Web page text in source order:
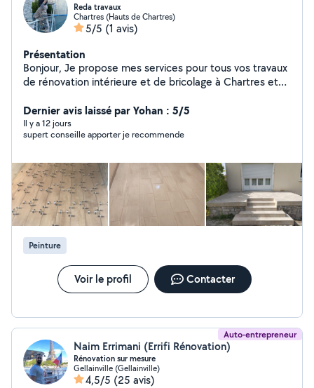
Reda travaux
Chartres (Hauts de Chartres)
5/5 (1 avis)
Présentation
Bonjour, Je propose mes services pour tous vos travaux
de rénovation intérieure et de bricolage à Chartres et
intérieure Isolation Pose de carrelage Montage de
meubles Pose d'étagères et tringles Petites réparations
et entretien Travaux de finition Sérieux, ponctuel et
détail. Je peux me déplacer sur Chartres et les
communes voisines. N'hésitez pas à me contacter pour
discuter de votre projet et obtenir un devis. À bientôt !
Dernier avis laissé par Yohan : 5/5
Il y a 12 jours
supert conseille apporter je recommende
Peinture
Voir le profil Contacter
Auto-entrepreneur
Naim Errimani (Errifi Rénovation)
Rénovation sur mesure
Gellainville (Gellainville)
4,5/5 (25 avis)